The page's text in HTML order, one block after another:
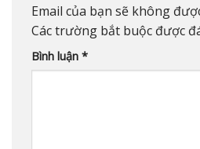
Email của bạn sẽ không
Các trường bắt buộc được
Bình luận *